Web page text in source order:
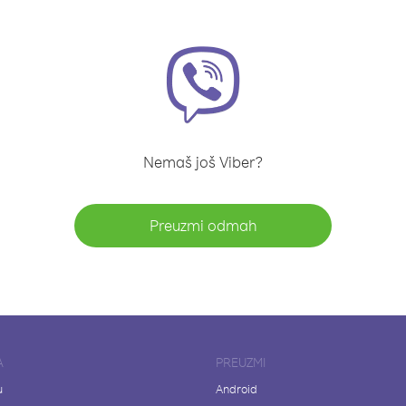
Nemaš još Viber?
Preuzmi odmah
PREUZMI
Android